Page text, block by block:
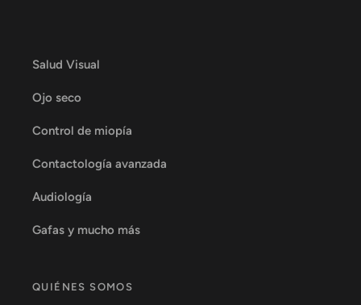
Salud Visual
Ojo seco
Control de miopía
Contactología avanzada
Audiología
Gafas y mucho más
QUIÉNES SOMOS